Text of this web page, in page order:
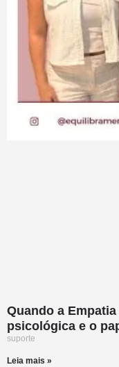
Quando a
psicológica e o
suporte
Leia mais »